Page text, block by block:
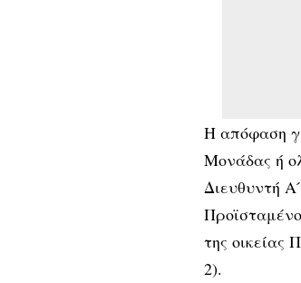
Η απόφαση
Μονάδας ή
Διευθυντή
της οικείας
2).